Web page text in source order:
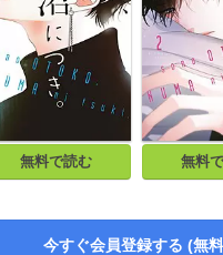
無料で読む 無料
今すぐ会員登録する (無